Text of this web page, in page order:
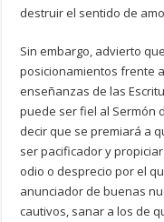
destruir el sentido de
Sin embargo, advierto
posicionamientos frente
enseñanzas de las
puede ser fiel al Sermón
decir que se premiará a
ser pacificador y
odio o desprecio por el
anunciador de buenas
cautivos, sanar a los de